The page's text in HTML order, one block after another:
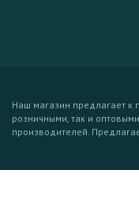
Наш магазин предлагает к
розничными, так и
производителей.